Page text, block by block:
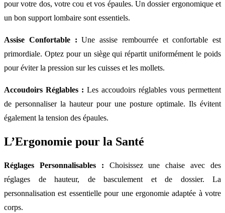
pour votre dos, votre cou et vos épaules. Un dossier ergonomique et
un bon support lombaire sont essentiels.
Assise Confortable : Une assise rembourrée et confortable est
primordiale. Optez pour un siège qui répartit uniformément le poids
pour éviter la pression sur les cuisses et les mollets.
Accoudoirs Réglables : Les accoudoirs réglables vous permettent
de personnaliser la hauteur pour une posture optimale. Ils évitent
également la tension des épaules.
L’Ergonomie pour la Santé
Réglages Personnalisables : Choisissez une chaise avec des
réglages de hauteur, de basculement et de dossier. La
personnalisation est essentielle pour une ergonomie adaptée à votre
corps.